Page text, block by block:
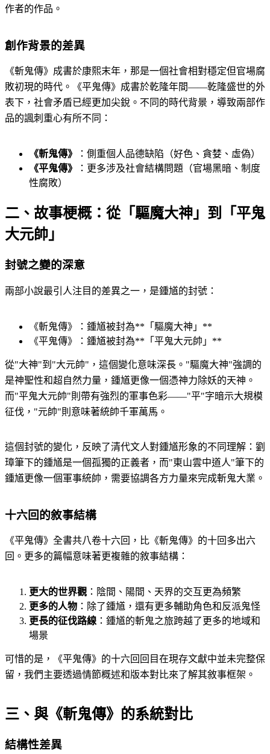
作者的作品。
創作背景的差異
《斬鬼傳》成書於康熙末年，那是一個社會相對穩定但官場腐
敗初現的時代。《平鬼傳》成書於乾隆年間——乾隆盛世的外
表下，社會矛盾已經更加尖銳。不同的時代背景，導致兩部作
品的諷刺重心有所不同：
《斬鬼傳》
：側重個人品德缺陷（好色、貪婪、虛偽）
《平鬼傳》
：更多涉及社會結構問題（官場黑暗、制度
性腐敗）
二、故事梗概：從「驅魔大神」到「平鬼
大元帥」
封號之變的深意
兩部小說最引人注目的差異之一，是鍾馗的封號：
《斬鬼傳》：鍾馗被封為**「驅魔大神」**
《平鬼傳》：鍾馗被封為**「平鬼大元帥」**
從"大神"到"大元帥"，這個變化意味深長。"驅魔大神"強調的
是神聖性和超自然力量，鍾馗更像一個憑神力除妖的天神。
而"平鬼大元帥"則帶有強烈的軍事色彩——"平"字暗示大規模
征伐，"元帥"則意味著統帥千軍萬馬。
這個封號的變化，反映了清代文人對鍾馗形象的不同理解：劉
璋筆下的鍾馗是一個孤獨的正義者，而"東山雲中道人"筆下的
鍾馗更像一個軍事統帥，需要協調各方力量來完成斬鬼大業。
十六回的敘事結構
《平鬼傳》全書共八卷十六回，比《斬鬼傳》的十回多出六
回。更多的篇幅意味著更複雜的敘事結構：
更大的世界觀 ：陰間、陽間、天界的交互更為頻繁
更多的人物 ：除了鍾馗，還有更多輔助角色和反派鬼怪
更長的征伐路線 ：鍾馗的斬鬼之旅跨越了更多的地域和
場景
可惜的是，《平鬼傳》的十六回回目在現存文獻中並未完整保
留，我們主要透過情節概述和版本對比來了解其敘事框架。
三、與《斬鬼傳》的系統對比
結構性差異